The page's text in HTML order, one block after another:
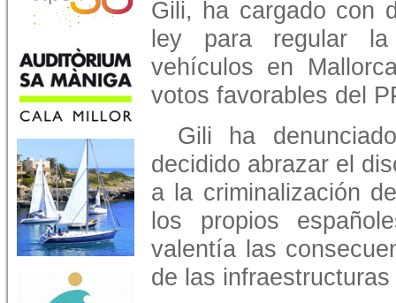
Gili, ha cargado con
ley para regular
vehículos en
votos favorables del
Gili ha
decidido abrazar el
a la criminalización
los propios
valentía las
de las